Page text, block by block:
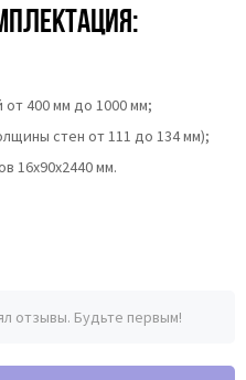
400 мм до 1000 мм;
стен от 111 до 134 мм);
16х90х2440 мм.
отзывы. Будьте первым!